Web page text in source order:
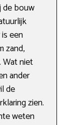
de bouw
een
zand,
Wat niet
ander
de
zien.
weten